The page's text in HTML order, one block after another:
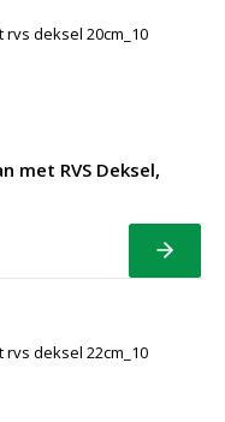
met RVS Deksel,
Bekijk